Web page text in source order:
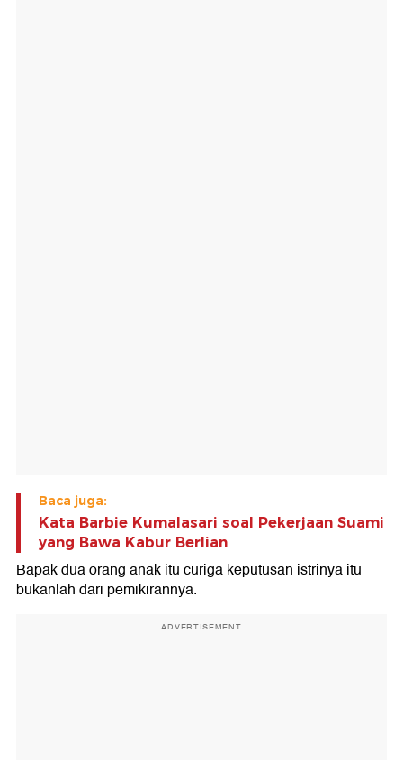
Baca juga:
Kata Barbie Kumalasari soal Pekerjaan Suami
yang Bawa Kabur Berlian
Bapak dua orang anak itu curiga keputusan istrinya itu
bukanlah dari pemikirannya.
ADVERTISEMENT